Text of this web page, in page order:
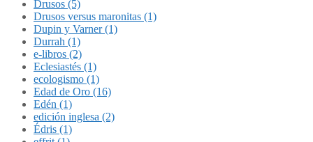
Drusos (5)
Drusos versus maronitas (1)
Dupin y Varner (1)
Durrah (1)
e-libros (2)
Eclesiastés (1)
ecologismo (1)
Edad de Oro (16)
Edén (1)
edición inglesa (2)
Édris (1)